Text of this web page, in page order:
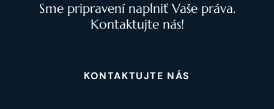
Sme pripravení naplniť Vaše práva.
Kontaktujte nás!
KONTAKTUJTE NÁS